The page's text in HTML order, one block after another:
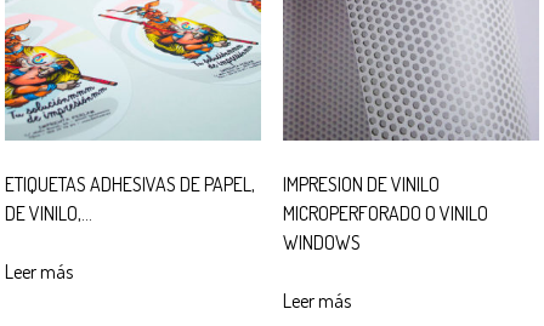
ETIQUETAS ADHESIVAS DE PAPEL,
DE VINILO,…
Leer más
IMPRESION DE VINILO
MICROPERFORADO O VINILO
WINDOWS
Leer más